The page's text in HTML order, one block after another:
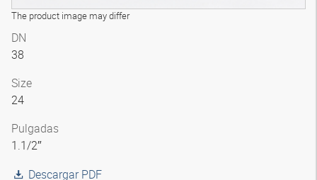
The product image may differ
DN
38
Size
24
Pulgadas
1.1/2″
Descargar PDF